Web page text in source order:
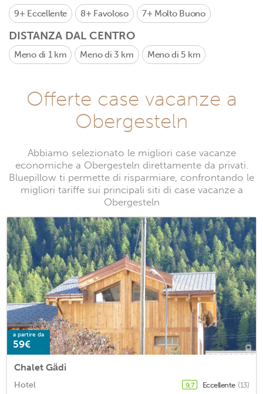
9+ Eccellente 8+ Favoloso 7+ Molto Buono
DISTANZA DAL CENTRO
Meno di 1 km Meno di 3 km Meno di 5 km
Offerte case vacanze a
Obergesteln
Abbiamo selezionato le migliori case vacanze
economiche a Obergesteln direttamente da privati.
Bluepillow ti permette di risparmiare, confrontando le
migliori tariffe sui principali siti di case vacanze a
Obergesteln
a partire da
59€
Chalet Gädi
Hotel 9,7 Eccellente (13)